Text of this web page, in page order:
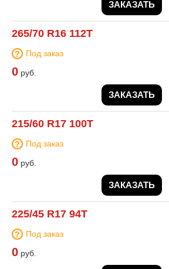
ЗАКАЗАТЬ
265/70 R16 112T
Под заказ
0 руб.
ЗАКАЗАТЬ
215/60 R17 100T
Под заказ
0 руб.
ЗАКАЗАТЬ
225/45 R17 94T
Под заказ
0 руб.